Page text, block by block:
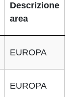
Descrizione
area
EUROPA
EUROPA